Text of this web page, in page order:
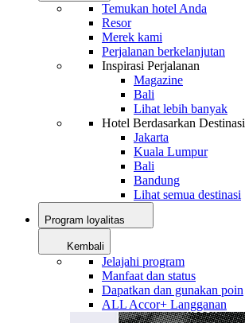
Temukan hotel Anda
Resor
Merek kami
Perjalanan berkelanjutan
Inspirasi Perjalanan
Magazine
Bali
Lihat lebih banyak
Hotel Berdasarkan Destinasi
Jakarta
Kuala Lumpur
Bali
Bandung
Lihat semua destinasi
Program loyalitas
Kembali
Jelajahi program
Manfaat dan status
Dapatkan dan gunakan poin
ALL Accor+ Langganan